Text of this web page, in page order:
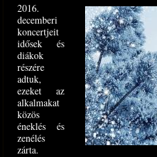
2016.
decemberi
koncertjeit
idősek és
diákok
részére
adtuk,
ezeket az
alkalmakat
közös
éneklés és
zenélés
zárta.